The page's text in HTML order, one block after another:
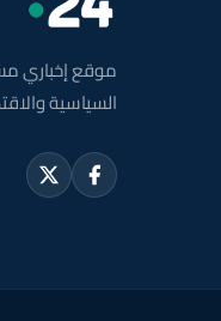
موقع إخباري
السياسية